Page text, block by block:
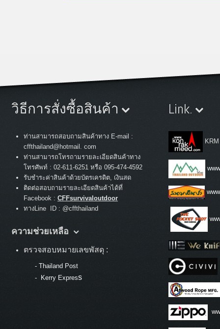
วิธีการสั่งซื้อสินค้า
ท่านสามารถสอบถามสินค้าทาง E-mail :
cffthailand@hotmail. com
ท่านสามารถโทรถามรายละเอียดสินค้าทาง
โทรศัพท์ : 02-611-6251 หรือ 095-474-4592
รับชำระค่าสินค้าด้วยบัตรเครดิต, เงินสด
ติดต่อสอบถามรายละเอียดสินค้าได้ที่
Facebook : CFFsurvivaloutdoor
ทางLine ID : @cffthailand
ความช่วยเหลือ
ตรวจสอบหมายเลขพัสดุ :
- Thailand Post
-
Kerry Express
Link.
KRM